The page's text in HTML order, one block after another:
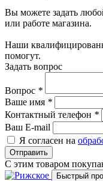
Вы можете задать
или работе магазина.
Наши
помогут.
Задать вопрос
Вопрос *
Ваше имя *
Контактный телефон *
Ваш E-mail
Я согласен на
Отправить
С этим товаром
Быстрый